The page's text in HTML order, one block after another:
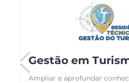
Gestão em
Ampliar e aprofundar